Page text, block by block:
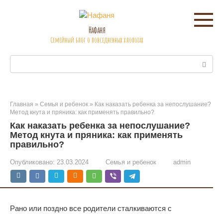
Нафаня
Семейный блог о повседневных хлопотах
Главная » Семья и ребенок » Как наказать ребенка за непослушание?
Метод кнута и пряника: как применять правильно?
Как наказать ребенка за непослушание?
Метод кнута и пряника: как применять
правильно?
Опубликовано: 23.03.2024 Семья и ребенок admin
Рано или поздно все родители сталкиваются с